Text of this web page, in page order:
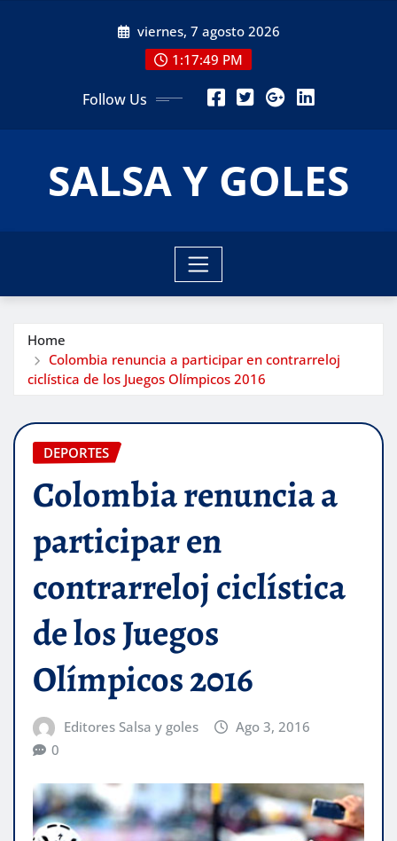
viernes, 7 agosto 2026
1:17:51 PM
Follow Us
SALSA Y GOLES
Home
Colombia renuncia a participar en contrarreloj
ciclística de los Juegos Olímpicos 2016
DEPORTES
Colombia renuncia a
participar en
contrarreloj ciclística
de los Juegos
Olímpicos 2016
Editores Salsa y goles
Ago 3, 2016
0